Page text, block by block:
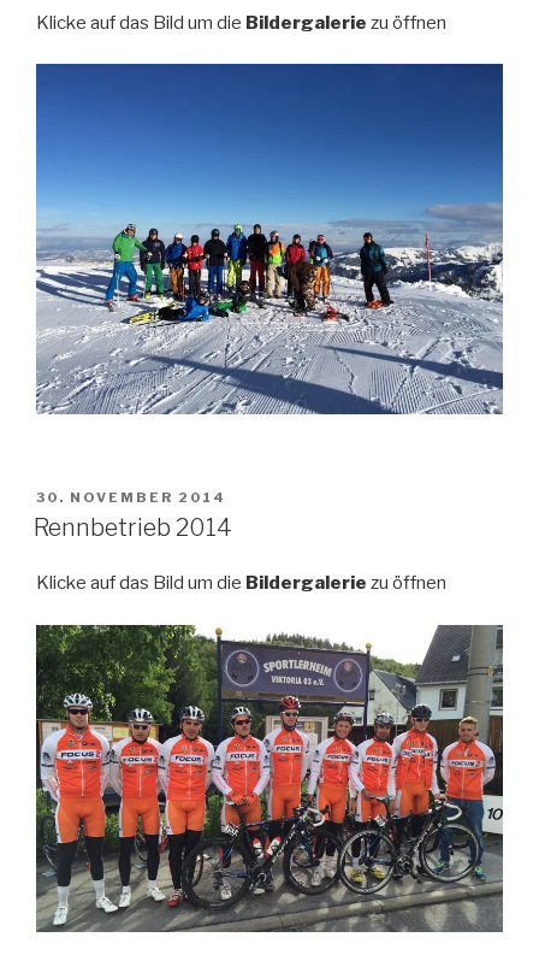
Klicke auf das Bild um die Bildergalerie zu öffnen
VERÖFFENTLICHT
AM
30. NOVEMBER 2014
Rennbetrieb 2014
Klicke auf das Bild um die Bildergalerie zu öffnen